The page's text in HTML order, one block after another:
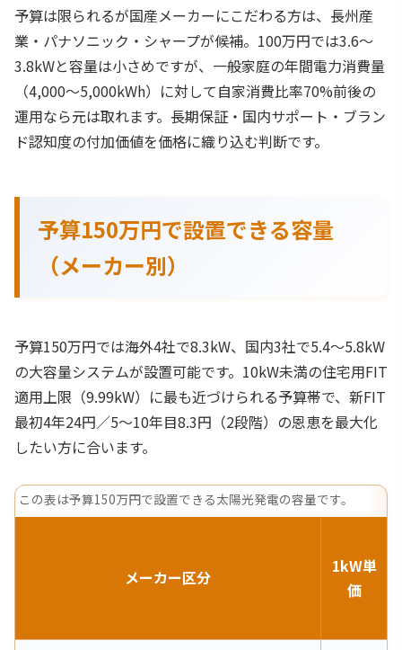
予算は限られるが国産メーカーにこだわる方は、長州産
業・パナソニック・シャープが候補。100万円では3.6〜
3.8kWと容量は小さめですが、一般家庭の年間電力消費量
（4,000〜5,000kWh）に対して自家消費比率70%前後の
運用なら元は取れます。長期保証・国内サポート・ブラン
ド認知度の付加価値を価格に織り込む判断です。
予算150万円で設置できる容量
（メーカー別）
予算150万円では海外4社で8.3kW、国内3社で5.4〜5.8kW
の大容量システムが設置可能です。10kW未満の住宅用FIT
適用上限（9.99kW）に最も近づけられる予算帯で、新FIT
最初4年24円／5〜10年目8.3円（2段階）の恩恵を最大化
したい方に合います。
この表は予算150万円で設置できる太陽光発電の容量です。
メーカー区分
1kW単
価